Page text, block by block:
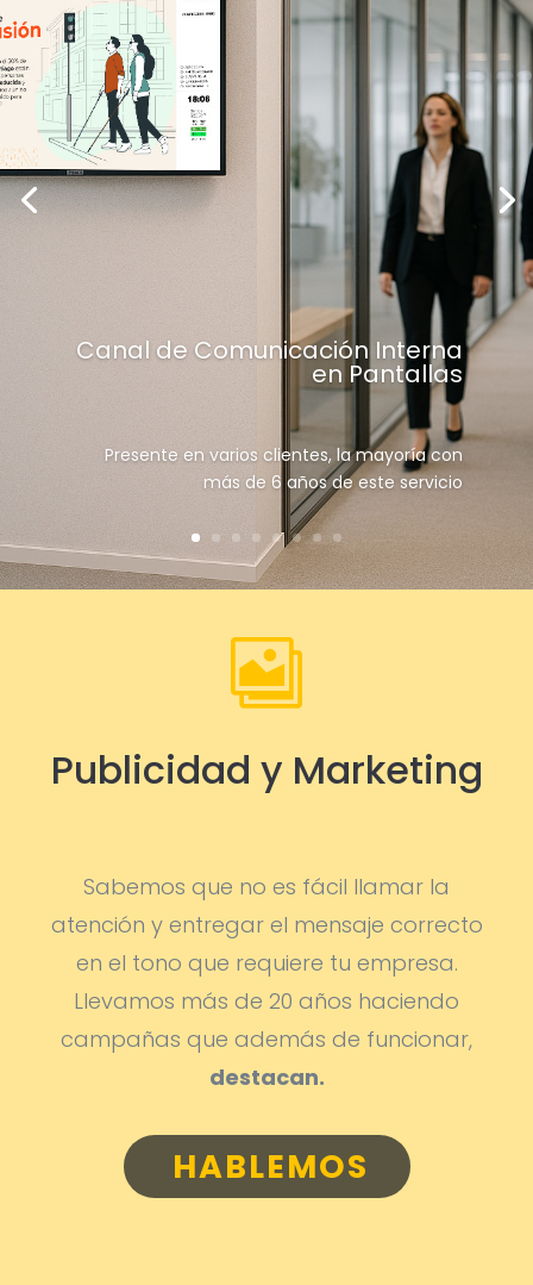
Canal de Comunicación Interna
en Pantallas
Presente en varios clientes, la mayoría con
más de 6 años de este servicio

Publicidad y Marketing
Sabemos que no es fácil llamar la
atención y entregar el mensaje correcto
en el tono que requiere tu empresa.
Llevamos más de 20 años haciendo
campañas que además de funcionar,
destacan.
HABLEMOS